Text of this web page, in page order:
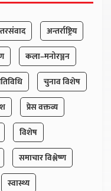
अन्तर्राष्ट्रिय
कला–मनोरञ्जन
चुनाव विशेष
प्रेस वक्तव्य
विशेष
समाचार विश्लेष्ण
स्वास्थ्य